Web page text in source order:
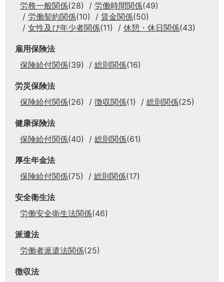
労務一般関係(28) 労働時間関係(49)
労働契約関係(10) 賃金関係(50)
女性及び年少者関係(11) 休憩・休日関係(43)
雇用保険法
保険給付関係(39) 総則関係(16)
労災保険法
保険給付関係(26) 徴収関係(1) 総則関係(25)
健康保険法
保険給付関係(40) 総則関係(61)
厚生年金法
保険給付関係(75) 総則関係(17)
安全衛生法
労働安全衛生法関係(46)
派遣法
労働者派遣法関係(25)
徴収法